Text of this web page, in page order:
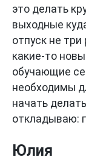
это делать
выходные
отпуск не
какие-то
обучающие
необходимы
начать
откладываю:
Юлия